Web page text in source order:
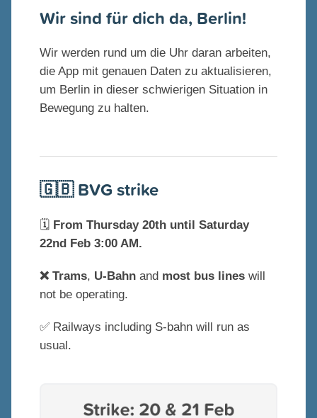
Wir sind für dich da, Berlin!
Wir werden rund um die Uhr daran arbeiten,
die App mit genauen Daten zu aktualisieren,
um Berlin in dieser schwierigen Situation in
Bewegung zu halten.
🇬🇧BVG strike
🗓️ From Thursday 20th until Saturday
22nd Feb 3:00 AM.
❌ Trams, U-Bahn and most bus lines will
not be operating.
✅ Railways including S-bahn will run as
usual.